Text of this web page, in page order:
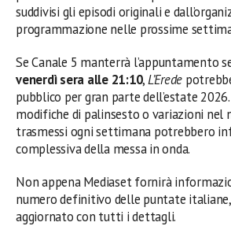
suddivisi gli episodi originali e
programmazione nelle prossime
Se Canale 5 manterrà l’appuntamento
venerdì sera alle 21:10,L’Erede
pubblico per gran parte dell’estate
modifiche di palinsesto o variazioni nel
trasmessi ogni settimana potrebbero
complessiva della messa in onda.
Non appena Mediaset fornirà
numero definitivo delle puntate
aggiornato con tutti i dettagli.